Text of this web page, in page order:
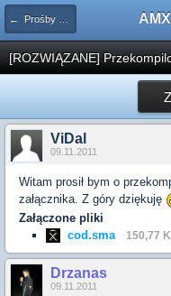
← Prośby o kompilacje pluginów / Problemy z kompilacją
[ROZWIĄZANE]
ViDal
09.11.2011
Witam prosił bym o
załącznika. Z góry dziękuję
Załączone pliki
cod.sma
150,77
Drzanas
09.11.2011